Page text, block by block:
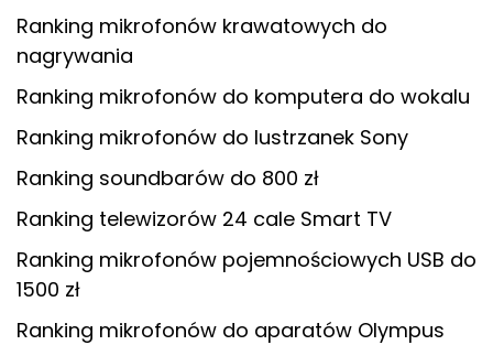
Ranking mikrofonów krawatowych do
nagrywania
Ranking mikrofonów do komputera do wokalu
Ranking mikrofonów do lustrzanek Sony
Ranking soundbarów do 800 zł
Ranking telewizorów 24 cale Smart TV
Ranking mikrofonów pojemnościowych USB do
1500 zł
Ranking mikrofonów do aparatów Olympus